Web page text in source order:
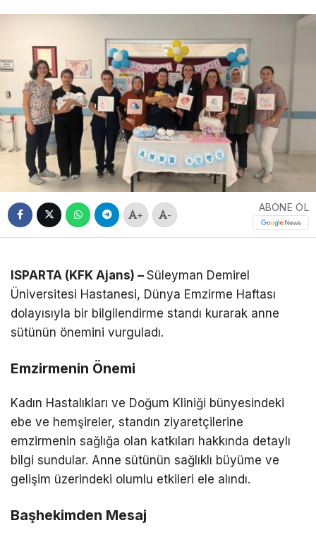
+ -
ABONE OL
ISPARTA (KFK Ajans) – Süleyman Demirel
Üniversitesi Hastanesi, Dünya Emzirme Haftası
dolayısıyla bir bilgilendirme standı kurarak anne
sütünün önemini vurguladı.
Emzirmenin Önemi
Kadın Hastalıkları ve Doğum Kliniği bünyesindeki
ebe ve hemşireler, standın ziyaretçilerine
emzirmenin sağlığa olan katkıları hakkında detaylı
bilgi sundular. Anne sütünün sağlıklı büyüme ve
gelişim üzerindeki olumlu etkileri ele alındı.
Başhekimden Mesaj